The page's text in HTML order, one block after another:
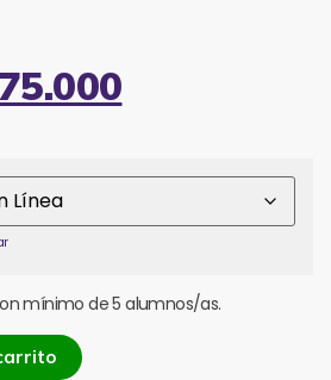
75.000
mínimo de 5 alumnos/as.